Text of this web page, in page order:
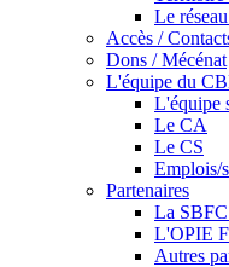
Le
Accès /
Dons / Mécénat
L'équipe du
L'équipe
Le CA
Le CS
Emplois/
Partenaires
La
L'OPIE
Autres